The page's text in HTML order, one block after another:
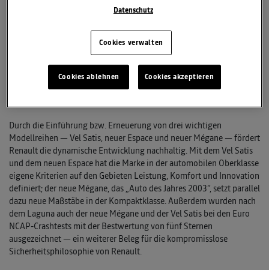
Westeuropas steigerte der französische Hersteller seine
Mitteleuropa, Russland, Australien und Mexiko die schwache
verzeichnete der Renault-Konzern bereits signifikante Ergebnisse
mit seinen beiden Tochtergesellschaften Renault Samsung Motors
und Dacia, die ihre Modellpaletten weiter ausbauen und ihre
Durch die Einführung bzw. Erneuerung von drei wichtigen
Modellreihen — Vel Satis, neuer Espace und neuer Mégane — fördert
Renault die dynamische Entwicklung nachhaltig. Mit dem Vel Satis
und dem neuen Espace hat die Marke in der automobilen Oberklasse
eigene Kriterien auf den Gebieten Leistung, Komfort und Innovation
definiert; der neue Mégane, das „Auto des Jahres 2003“, setzt parallel
dazu neue Maßstäbe in der Kompaktklasse. Außerdem wurden nach
dem Laguna auch der neue Mégane und der Vel Satis bei den Euro
NCAP-Crashtests mit der Bestwertung von fünf Sternen
ausgezeichnet — ein weiterer Beleg für die kompromisslose
Sicherheitsphilosophie von Renault.
Datenschutz
Cookies verwalten
Cookies ablehnen Cookies akzeptieren